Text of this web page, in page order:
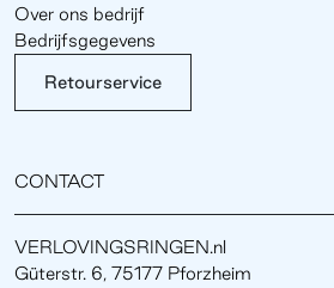
Over ons bedrijf
Bedrijfsgegevens
Retourservice
CONTACT
VERLOVINGSRINGEN.nl
Güterstr. 6, 75177 Pforzheim